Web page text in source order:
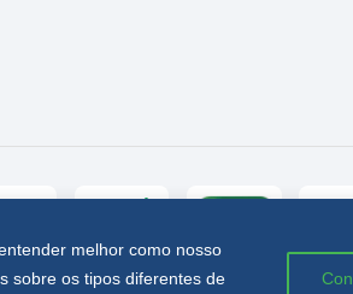
melhor como nosso
sobre os tipos diferentes de